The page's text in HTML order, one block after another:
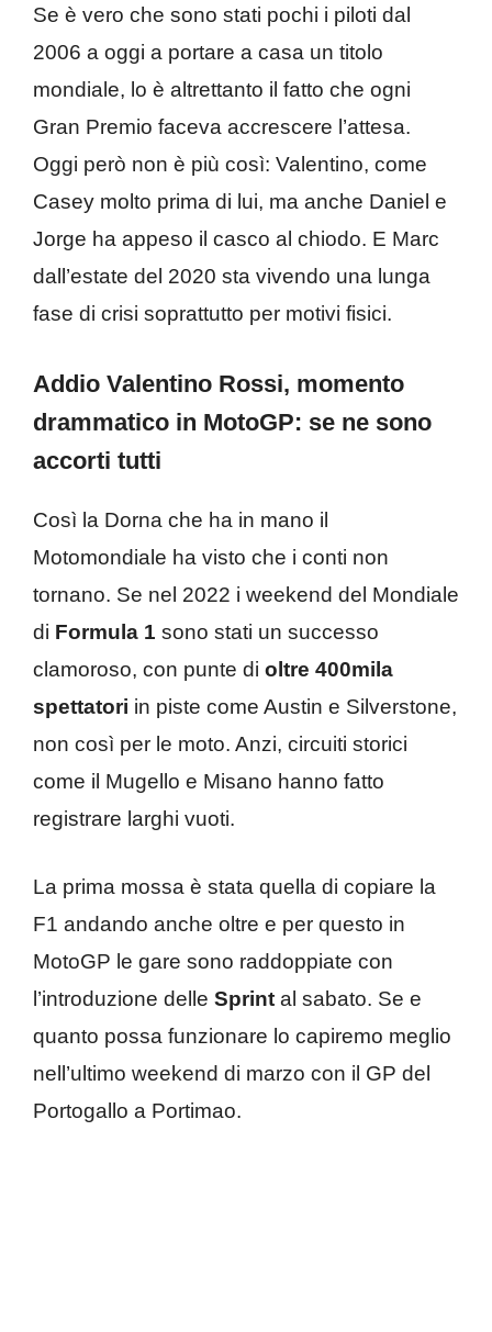
Se è vero che sono stati pochi i piloti dal
2006 a oggi a portare a casa un titolo
mondiale, lo è altrettanto il fatto che ogni
Gran Premio faceva accrescere l’attesa.
Oggi però non è più così: Valentino, come
Casey molto prima di lui, ma anche Daniel e
Jorge ha appeso il casco al chiodo. E Marc
dall’estate del 2020 sta vivendo una lunga
fase di crisi soprattutto per motivi fisici.
Addio Valentino Rossi, momento
drammatico in MotoGP: se ne sono
accorti tutti
Così la Dorna che ha in mano il
Motomondiale ha visto che i conti non
tornano. Se nel 2022 i weekend del Mondiale
di Formula 1 sono stati un successo
clamoroso, con punte di oltre 400mila
spettatori in piste come Austin e Silverstone,
non così per le moto. Anzi, circuiti storici
come il Mugello e Misano hanno fatto
registrare larghi vuoti.
La prima mossa è stata quella di copiare la
F1 andando anche oltre e per questo in
MotoGP le gare sono raddoppiate con
l’introduzione delle Sprint al sabato. Se e
quanto possa funzionare lo capiremo meglio
nell’ultimo weekend di marzo con il GP del
Portogallo a Portimao.